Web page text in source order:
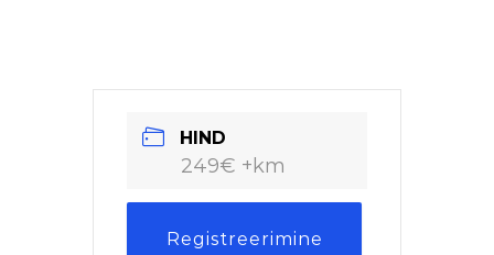
HIND
249€ +km
Registreerimine